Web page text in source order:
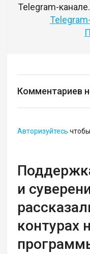
Telegram-
Комментариев
Авторизуйтесь
и
контурах